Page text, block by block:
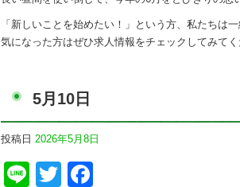
「新しいことを始めたい！」という方、私たちは
気になった方はぜひ求人情報をチェックしてみて
5月10日
投稿日 2026年5月8日
LineTwitter